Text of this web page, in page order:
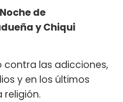
Noche de
y Chiqui
contra las adicciones,
y en los últimos
religión.